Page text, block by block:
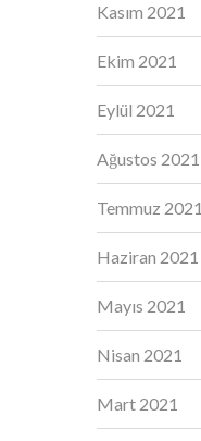
Kasım 2021
Ekim 2021
Eylül 2021
Ağustos 2021
Temmuz 2021
Haziran 2021
Mayıs 2021
Nisan 2021
Mart 2021